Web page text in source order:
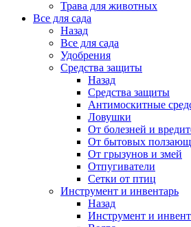
Трава для животных
Все для сада
Назад
Все для сада
Удобрения
Средства защиты
Назад
Средства защиты
Антимоскитные
Ловушки
От болезней и
От бытовых
От грызунов и змей
Отпугиватели
Сетки от птиц
Инструмент и инвентарь
Назад
Инструмент и